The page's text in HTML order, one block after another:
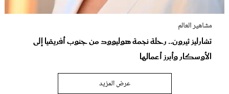
مشاهير العالم
تشارليز ثيرون.. رحلة نجمة هوليوود من جنوب أفريقيا إلى
الأوسكار وأبرز أعمالها
عرض المزيد